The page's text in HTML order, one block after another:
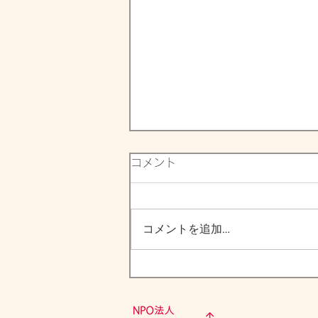
Ｃｏ育てアシストプログラム
コメント
コメントを追加…